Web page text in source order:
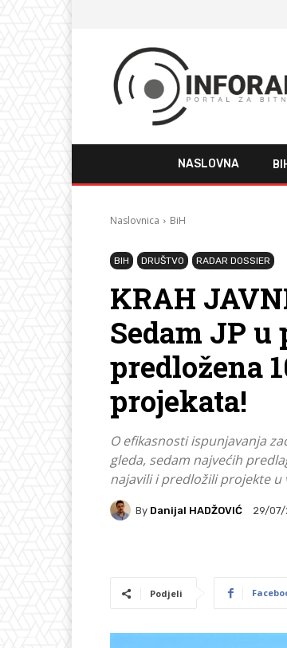
NASLOVNA
Naslovnica BiH
BIH DRUŠTVO RADAR DOSSIER
KRAH
Sedam JP
predložena
projekata!
O efikasnosti ispunjavanja
gleda, sedam najvećih
najavili i predložili projekte u
By Danijal HADŽOVIĆ 29/07/
Podjeli